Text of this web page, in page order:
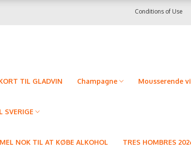
Conditions of Use
TIL GLADVIN Champagne Mousserende
SVERIGE
NOK TIL AT KØBE ALKOHOL TRES HOMBRES